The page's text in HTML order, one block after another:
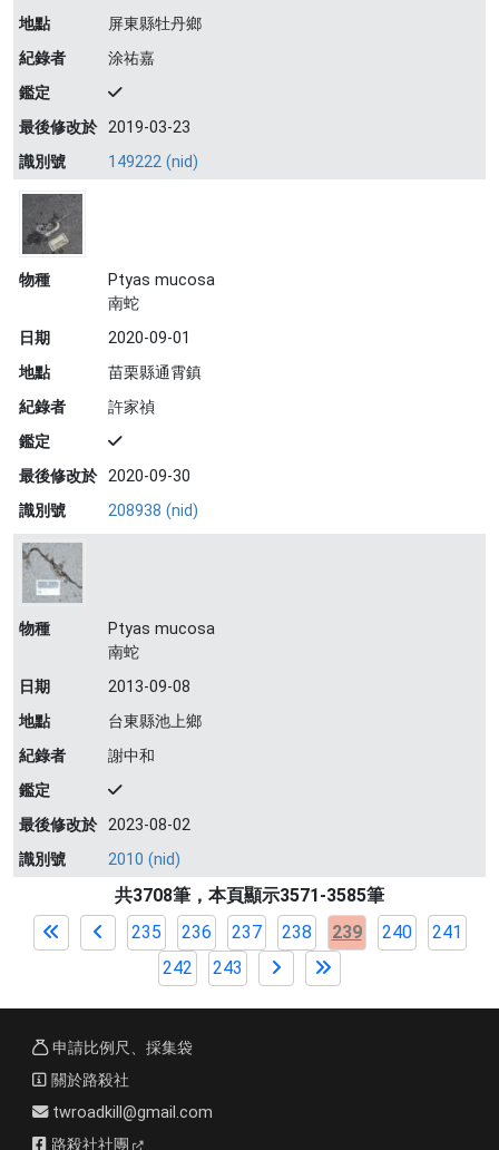
地點
屏東縣牡丹鄉
紀錄者
涂祐嘉
鑑定
最後修改於 2019-03-23
識別號
149222 (nid)
物種
Ptyas mucosa
南蛇
日期
2020-09-01
地點
苗栗縣通霄鎮
紀錄者
許家禎
鑑定
最後修改於 2020-09-30
識別號
208938 (nid)
物種
Ptyas mucosa
南蛇
日期
2013-09-08
地點
台東縣池上鄉
紀錄者
謝中和
鑑定
最後修改於 2023-08-02
識別號
2010 (nid)
共3708筆，本頁顯示3571-3585筆
235
236 237 238 239 240
241
242
243
申請比例尺、採集袋
關於路殺社
twroadkill@gmail.com
路殺社社團